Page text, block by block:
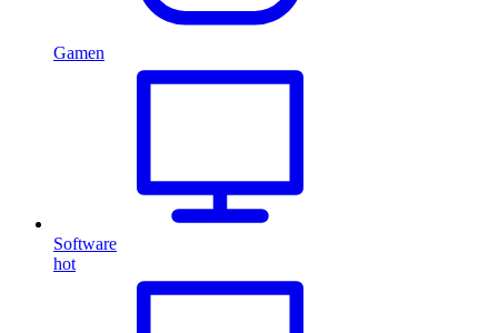
Gamen
Software
hot